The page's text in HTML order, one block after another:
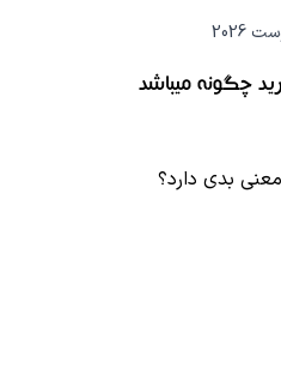
چگونه میباشد